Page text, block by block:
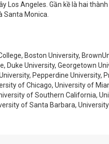
Los Angeles. Gần kề là hai
Santa Monica.
Boston University,
Duke University, Georgetown
Pepperdine University,
of Chicago, University of
of Southern California,
of Santa Barbara,